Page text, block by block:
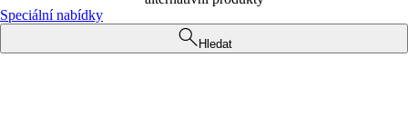
Speciální nabídky
Hledat